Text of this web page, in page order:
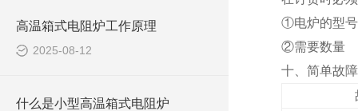
高温箱式电阻炉工作原理
2025-08-12
什么是小型高温箱式电阻炉
①电炉的型
②需要数量
十、简单故